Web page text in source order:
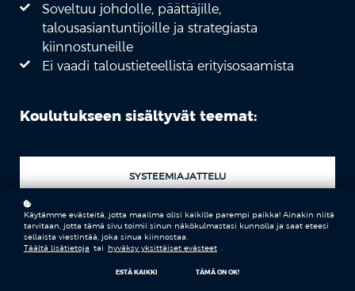
Soveltuu johdolle, päättäjille,
talousasiantuntijoille ja strategiasta
kiinnostuneille
Ei vaadi taloustieteellistä erityisosaamista
Koulutukseen sisältyvät teemat:
SYSTEEMIAJATTELU
TALOUSYMMÄRRYS
STRATEGISUUS
Käytämme evästeitä, jotta maailma olisi kaikille parempi paikka! Ainakin niitä
tarvitaan, jotta tämä sivu toimii sinun näkökulmastasi kunnolla ja saat eteesi
sellaista viestintää, joka sinua kiinnostaa.
Täältä lisätietoja tai hyväksy yksittäiset evästeet
ESTÄ KAIKKI TÄMÄ ON OK!